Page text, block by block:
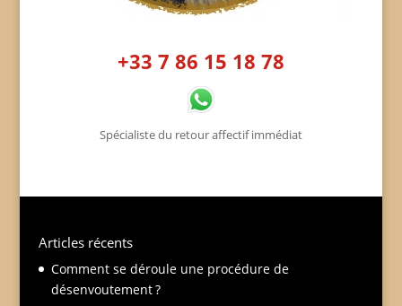
+33 7 86 15 18 78
Spécialiste du retour affectif immédiat
Articles récents
Comment se déroule une procédure de
désenvoutement ?